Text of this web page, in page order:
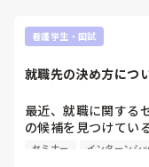
この年なら受かった
せっかくだから、合
設ケアマネとかもで
で、調べてみると
頑張って下さい！
看護学生・国試
就職先の決め方につ
最近、就職に関する
の候補を見つけてい
夏休みの間に何ヶ所
セミナー インターンシ